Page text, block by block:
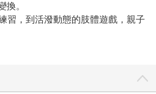
換。
習，到活潑動態的肢體遊戲，親子